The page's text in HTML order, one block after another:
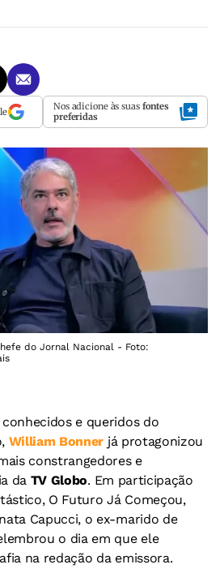
Nos adicione às suas fontes
preferidas
do Jornal Nacional - Foto:
e queridos do
William Bonner já protagonizou
constrangedores e
da TV Globo. Em participação
O Futuro Já Começou,
Capucci, o ex-marido de
o dia em que ele
na redação da emissora.